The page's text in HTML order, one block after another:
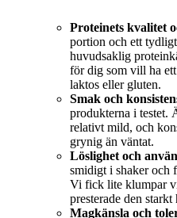
Proteinets kvalitet
portion och ett
huvudsaklig
för dig som vill ha
laktos eller gluten.
Smak och
produkterna i testet.
relativt mild, och
grynig än väntat.
Löslighet och
smidigt i shaker och
Vi fick lite klumpar
presterade den starkt
Magkänsla och